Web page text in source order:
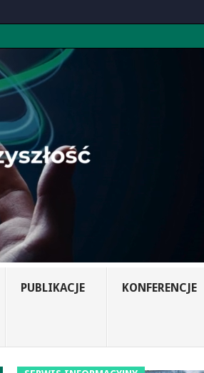
PUBLIKACJE KONFERENCJE